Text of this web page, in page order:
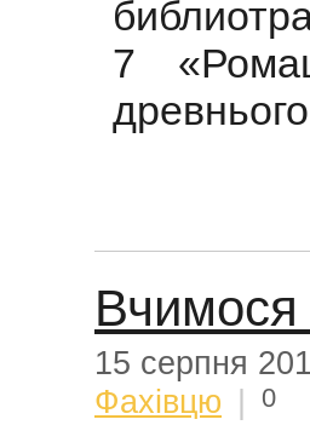
7
15 серпня
Фахівцю
0